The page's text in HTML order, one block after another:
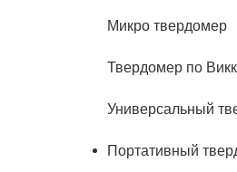
Микро твердомер
Твердомер по
Универсальный
Портативный